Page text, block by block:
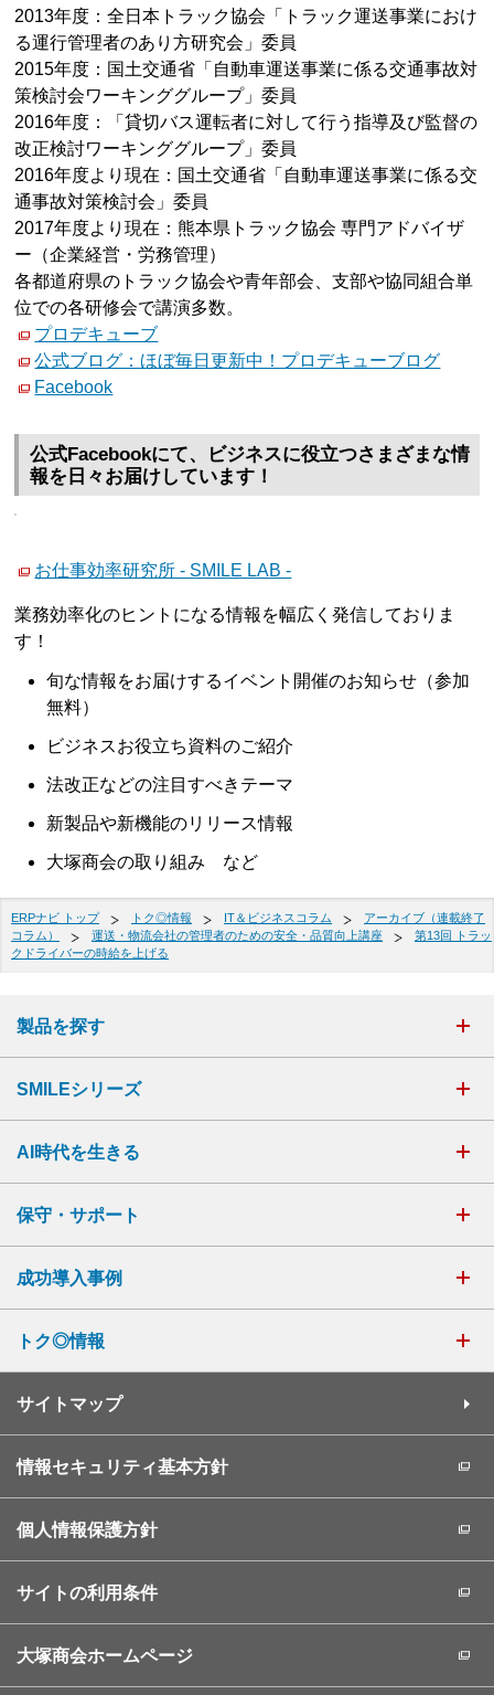
2013年度：全日本トラック協会「トラック運送事業におけ
る運行管理者のあり方研究会」委員
2015年度：国土交通省「自動車運送事業に係る交通事故対
策検討会ワーキンググループ」委員
2016年度：「貸切バス運転者に対して行う指導及び監督の
改正検討ワーキンググループ」委員
2016年度より現在：国土交通省「自動車運送事業に係る交
通事故対策検討会」委員
2017年度より現在：熊本県トラック協会 専門アドバイザ
ー（企業経営・労務管理）
各都道府県のトラック協会や青年部会、支部や協同組合単
位での各研修会で講演多数。
プロデキューブ
公式ブログ：ほぼ毎日更新中！プロデキューブログ
Facebook
公式Facebookにて、ビジネスに役立つさまざまな情
報を日々お届けしています！
お仕事効率研究所 - SMILE LAB -
業務効率化のヒントになる情報を幅広く発信しておりま
す！
旬な情報をお届けするイベント開催のお知らせ（参加
無料）
ビジネスお役立ち資料のご紹介
法改正などの注目すべきテーマ
新製品や新機能のリリース情報
大塚商会の取り組み など
ERPナビ トップ トク◎情報 IT＆ビジネスコラム
アーカイブ（連載終了
コラム）
運送・物流会社の管理者のための安全・品質向上講座
第13回 トラッ
クドライバーの時給を上げる
製品を探す
SMILEシリーズ
AI時代を生きる
保守・サポート
成功導入事例
トク◎情報
サイトマップ
情報セキュリティ基本方針
個人情報保護方針
サイトの利用条件
大塚商会ホームページ